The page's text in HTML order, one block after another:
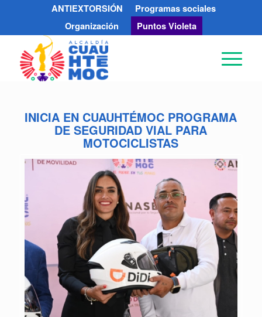
ANTIEXTORSIÓN
Programas sociales
Organización
Puntos Violeta
INICIA EN CUAUHTÉMOC PROGRAMA
DE SEGURIDAD VIAL PARA
MOTOCICLISTAS